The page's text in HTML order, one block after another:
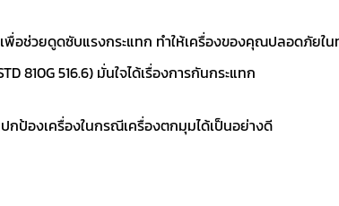
พื่อช่วยดูดซับแรงกระแทก ทำให้เครื่องของคุณปลอดภัยใ
810G 516.6) มั่นใจได้เรื่องการกันกระแทก
กป้องเครื่องในกรณีเครื่องตกมุมได้เป็นอย่างดี